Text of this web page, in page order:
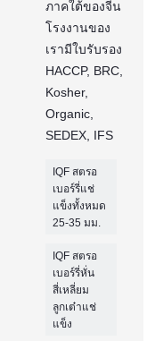
ภาคใต้ของจีน
โรงงานของ
เรามีใบรับรอง
HACCP, BRC,
Kosher,
Organic,
SEDEX, IFS
IQF สตรอ
เบอร์รี่แช่
แข็งทั้งหมด
25-35 มม.
IQF สตรอ
เบอร์รี่หั่น
สี่เหลี่ยม
ลูกเต๋าแช่
แข็ง